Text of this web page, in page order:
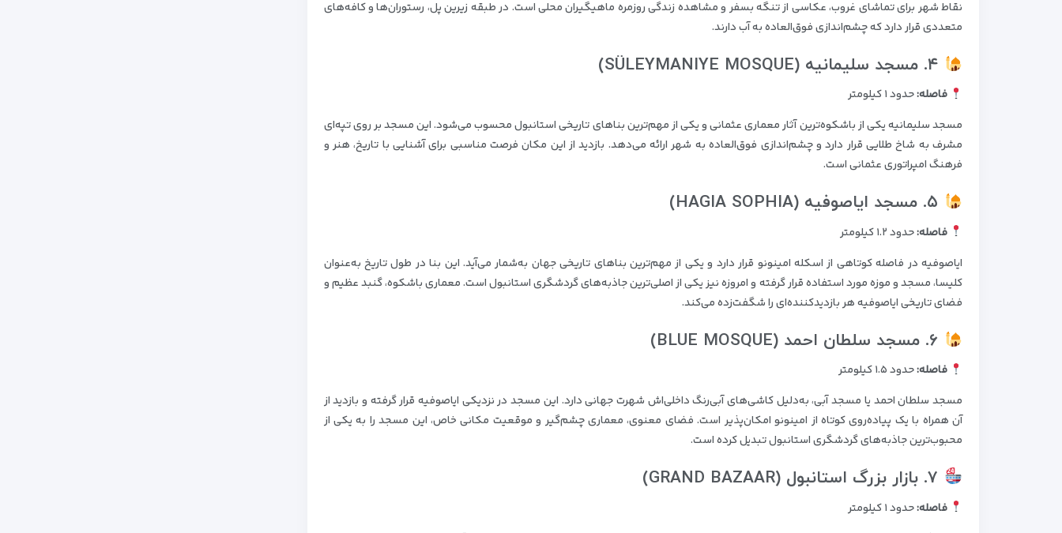
نقاط شهر برای تماشای غروب، عکاسی از تنگه بسفر و مشاهده زندگی روزمره ماهیگیران محلی است. در طبقه زیرین پل، رستوران‌ها و کافه‌های
متعددی قرار دارد که چشم‌اندازی فوق‌العاده به آب دارند.
فاصله:حدود ۱ کیلومتر
مسجد سلیمانیه یکی از باشکوه‌ترین آثار معماری عثمانی و یکی از مهم‌ترین بناهای تاریخی استانبول محسوب می‌شود. این مسجد بر روی تپه‌ای
مشرف به شاخ طلایی قرار دارد و چشم‌اندازی فوق‌العاده به شهر ارائه می‌دهد. بازدید از این مکان فرصت مناسبی برای آشنایی با تاریخ، هنر و
فرهنگ امپراتوری عثمانی است.
فاصله:حدود ۱.۲ کیلومتر
ایاصوفیه در فاصله کوتاهی از اسکله امینونو قرار دارد و یکی از مهم‌ترین بناهای تاریخی جهان به‌شمار می‌آید. این بنا در طول تاریخ به‌عنوان
کلیسا، مسجد و موزه مورد استفاده قرار گرفته و امروزه نیز یکی از اصلی‌ترین جاذبه‌های گردشگری استانبول است. معماری باشکوه، گنبد عظیم و
فضای تاریخی ایاصوفیه هر بازدیدکننده‌ای را شگفت‌زده می‌کند.
فاصله:حدود ۱.۵ کیلومتر
مسجد سلطان احمد یا مسجد آبی، به‌دلیل کاشی‌های آبی‌رنگ داخلی‌اش شهرت جهانی دارد. این مسجد در نزدیکی ایاصوفیه قرار گرفته و بازدید از
آن همراه با یک پیاده‌روی کوتاه از امینونو امکان‌پذیر است. فضای معنوی، معماری چشم‌گیر و موقعیت مکانی خاص، این مسجد را به یکی از
محبوب‌ترین جاذبه‌های گردشگری استانبول تبدیل کرده است.
فاصله:حدود ۱ کیلومتر